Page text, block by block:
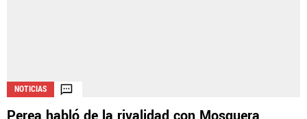
NOTICIAS